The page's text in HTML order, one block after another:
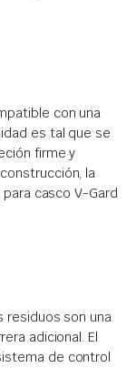
con una
es tal que se
firme y
la
casco V-Gard
residuos son una
adicional. El
de control